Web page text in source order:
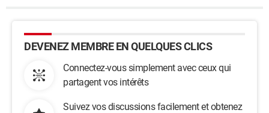
DEVENEZ MEMBRE EN QUELQUES CLICS
Connectez-vous simplement avec ceux qui
partagent vos intérêts
Suivez vos discussions facilement et obtenez